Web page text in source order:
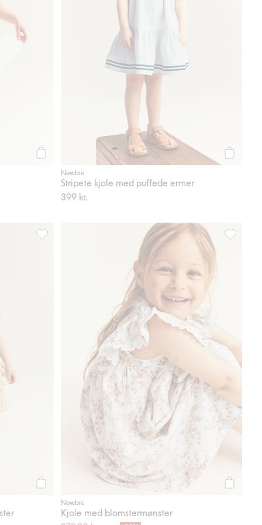
Newbie
Stripete kjole med puffede ermer
399 kr.
Chiffongkjole med jordbærmønster, Legg til i favoriter
Newbie
Kjole med blomstermønster